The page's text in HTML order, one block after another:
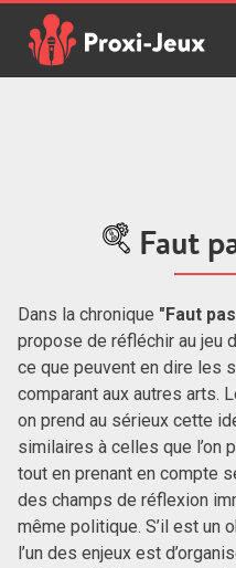
content
Faut
Dans la chronique "Faut
propose de réfléchir au jeu
ce que peuvent en dire les
comparant aux autres arts.
on prend au sérieux cette
similaires à celles que l’on
tout en prenant en compte
des champs de réflexion
même politique. S’il est un
l’un des enjeux est